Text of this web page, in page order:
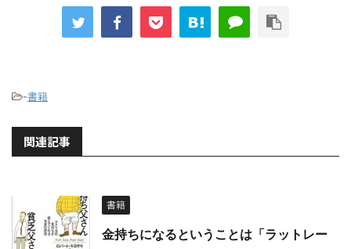
-書籍
関連記事
書籍
金持ちになるということは「ラットレー